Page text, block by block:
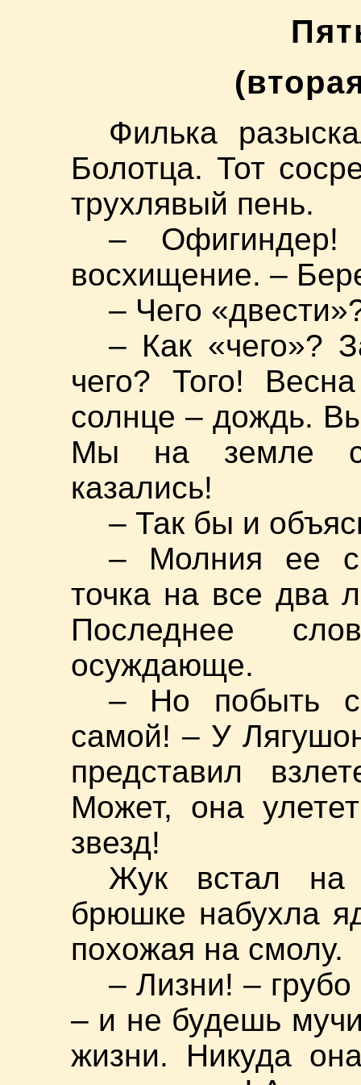
Филька
Болотца. Тот
трухлявый пень.
–
восхищение. –
– Чего
– Как «чего»?
чего? Того!
солнце – дождь.
Мы на земле
казались!
– Так бы и
– Молния ее
точка на все два
Последнее
осуждающе.
– Но побыть
самой! – У
представил
Может, она
звезд!
Жук встал на
брюшке набухла
похожая на смолу.
– Лизни! –
– и не будешь
жизни. Никуда